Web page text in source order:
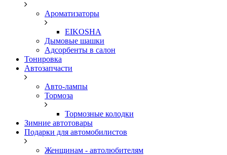
Ароматизаторы
EIKOSHA
Дымовые шашки
Адсорбенты в салон
Тонировка
Автозапчасти
Авто-лампы
Тормоза
Тормозные колодки
Зимние автотовары
Подарки для автомобилистов
Женщинам - автолюбителям